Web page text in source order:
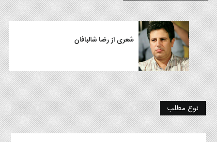
شعری از رضا شالبافان
نوع مطلب